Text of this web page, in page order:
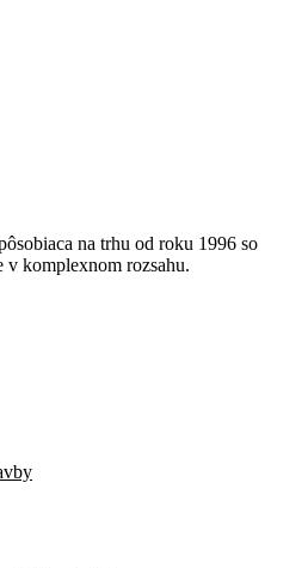
na trhu od roku 1996 so
v komplexnom rozsahu.